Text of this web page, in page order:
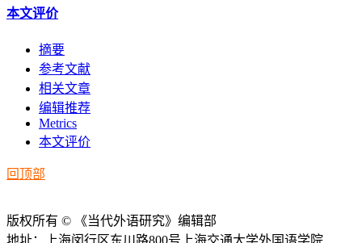
本文评价
摘要
参考文献
相关文章
编辑推荐
Metrics
本文评价
回顶部
版权所有 © 《当代外语研究》编辑部